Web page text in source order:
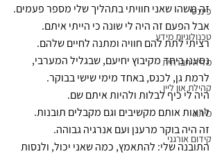
פיננסי
טכנולוגיות מידע
מדיה חברתית
קהילת און ליין
מיתוג
קידום אורגני
זה משהו שאני חוויתי בתהליך שלי מספר פעמים.
אבל הפעם זה היה לי שונה כי הייתי איתם.
רציתי לתת להם חוויה ומתנה לחיים שלהם.
נסענו ביחד מקיבוץ יחיעם, שבגליל המערבי,
לרמת גן, לכנס, באחד מימי שישי בבוקר.
היה לי כיף לבלות ולהיות איתם שם.
לראות אותם מקשיבים וגם מקבלים תובנות.
זה היה בוקר מרענן ועם אנרגיה גבוהה.
התובנה שלי: להתאמץ, כמה שאני יכול, ולנסות